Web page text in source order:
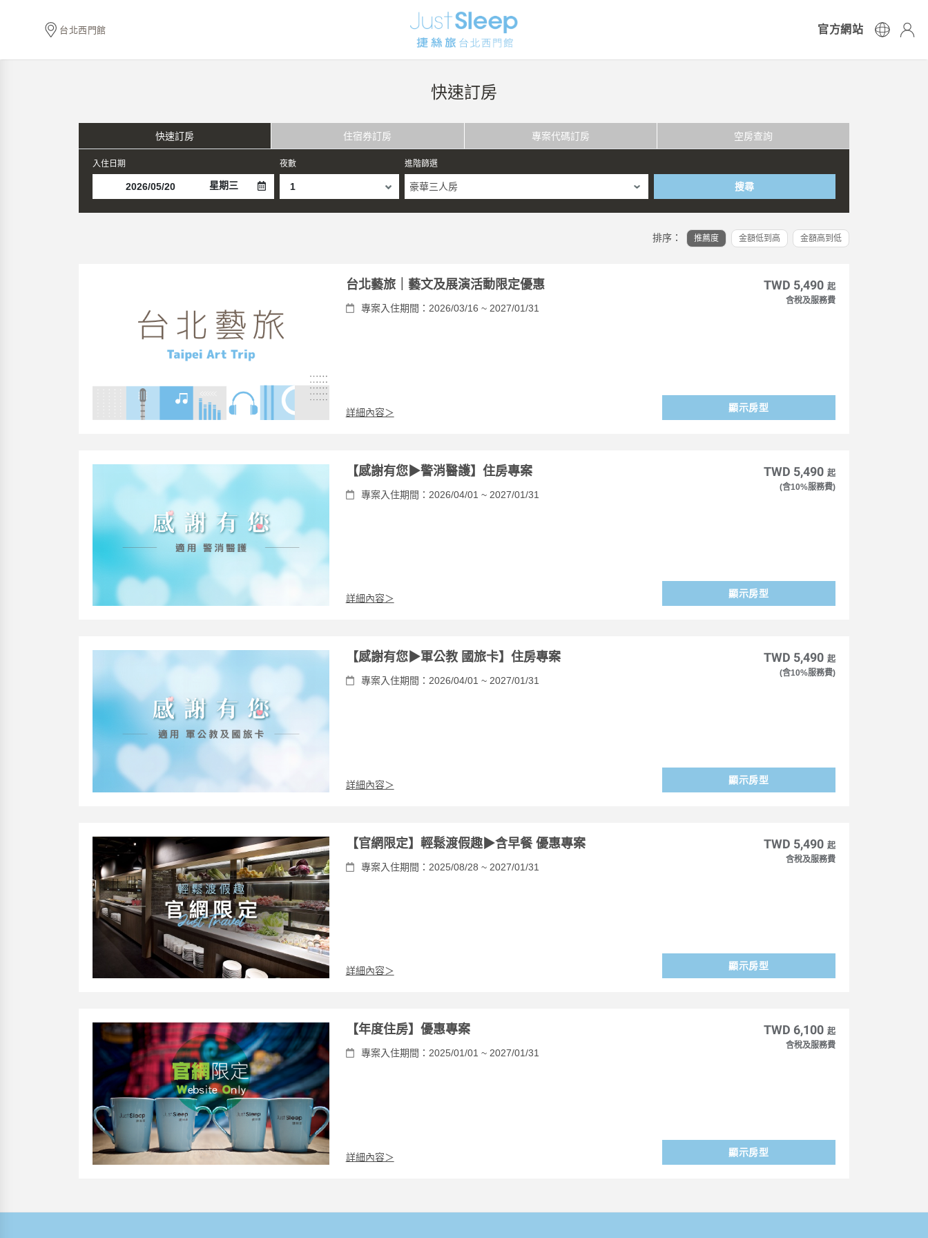
台北西門館 官方網站
快速訂房
快速訂房 住宿券訂房 專案代碼訂房 空房查詢
入住日期
星期三
夜數 進階篩選
豪華三人房 搜尋
排序： 推薦度 金額低到高 金額高到低
台北藝旅｜藝文及展演活動限定優惠
專案入住期間：2026/03/16 ~ 2027/01/31
詳細內容＞
TWD 5,490 起
含稅及服務費
顯示房型
【感謝有您▶警消醫護】住房專案
專案入住期間：2026/04/01 ~ 2027/01/31
詳細內容＞
TWD 5,490 起
(含10%服務費)
顯示房型
【感謝有您▶軍公教 國旅卡】住房專案
專案入住期間：2026/04/01 ~ 2027/01/31
詳細內容＞
TWD 5,490 起
(含10%服務費)
顯示房型
【官網限定】輕鬆渡假趣▶含早餐 優惠專案
專案入住期間：2025/08/28 ~ 2027/01/31
詳細內容＞
TWD 5,490 起
含稅及服務費
顯示房型
【年度住房】優惠專案
專案入住期間：2025/01/01 ~ 2027/01/31
詳細內容＞
TWD 6,100 起
含稅及服務費
顯示房型